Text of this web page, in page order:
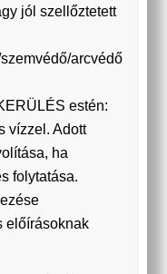
jól szellőztetett
arcvédő
estén:
vízzel. Adott
ha
folytatása.
előírásoknak